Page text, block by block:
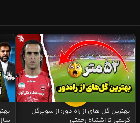
بهترین گل های از راه دور؛ از سوپرگل
کریمی تا اشتباه رحمتی
سال